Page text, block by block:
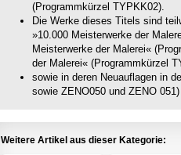
(Programmkürzel TYPKK02).
Die Werke dieses Titels sind
»10.000 Meisterwerke der
Meisterwerke der Malerei«
der Malerei« (Programmkürzel
sowie in deren Neuauflagen in
sowie ZENO050 und ZENO
Weitere Artikel aus dieser Kategorie: